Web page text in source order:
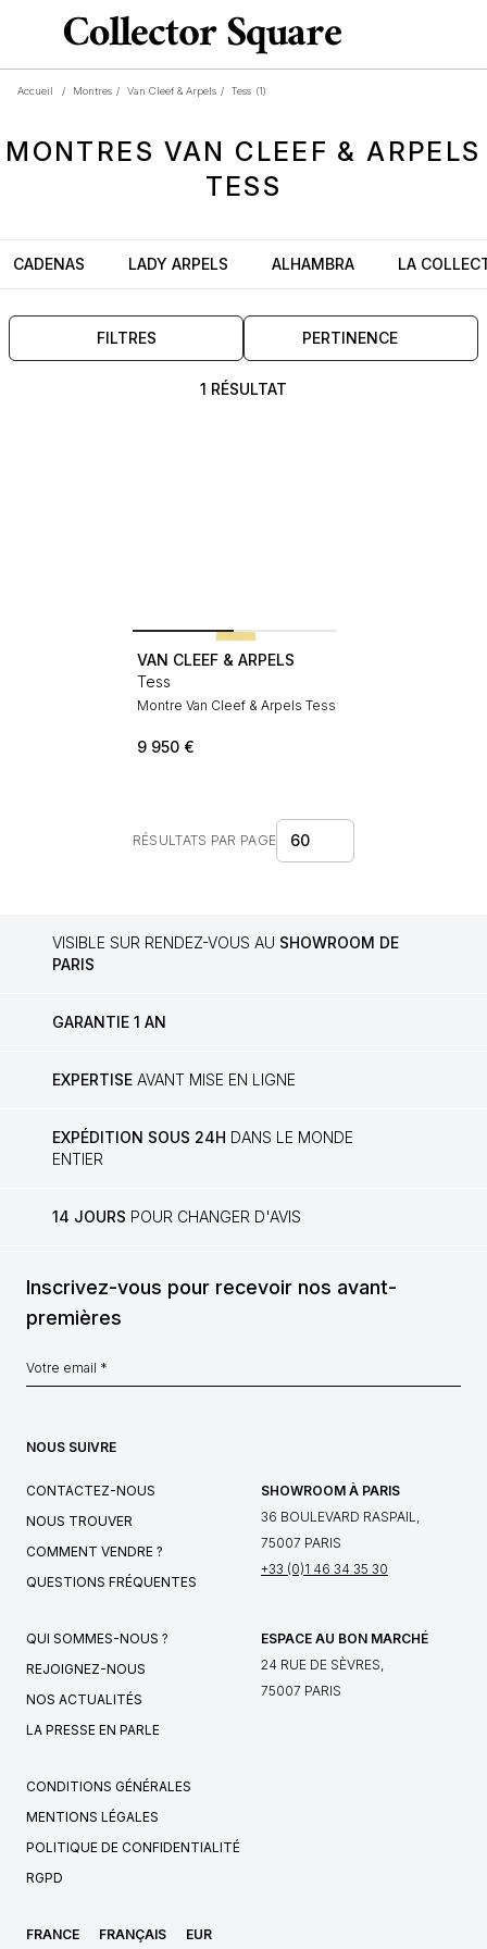
Accueil / Montres / Van Cleef & Arpels / Tess (1)
MONTRES VAN CLEEF & ARPELS
TESS
CADENAS LADY ARPELS ALHAMBRA LA
FILTRES PERTINENCE
1 RÉSULTAT
VAN CLEEF & ARPELS
Tess
Montre Van Cleef & Arpels Tess
9 950 €
RÉSULTATS PAR PAGE 60
VISIBLE SUR RENDEZ-VOUS AU SHOWROOM DE
PARIS
GARANTIE 1 AN
EXPERTISE AVANT MISE EN LIGNE
EXPÉDITION SOUS 24H DANS LE MONDE
ENTIER
14 JOURS POUR CHANGER D'AVIS
Inscrivez-vous pour recevoir nos avant-
premières
NOUS SUIVRE
CONTACTEZ-NOUS
NOUS TROUVER
COMMENT VENDRE ?
QUESTIONS FRÉQUENTES
SHOWROOM À PARIS
36 BOULEVARD RASPAIL,
75007 PARIS
+33 (0)1 46 34 35 30
QUI SOMMES-NOUS ?
REJOIGNEZ-NOUS
NOS ACTUALITÉS
LA PRESSE EN PARLE
ESPACE AU BON MARCHÉ
24 RUE DE SÈVRES,
75007 PARIS
CONDITIONS GÉNÉRALES
MENTIONS LÉGALES
POLITIQUE DE CONFIDENTIALITÉ
RGPD
FRANCE FRANÇAIS EUR